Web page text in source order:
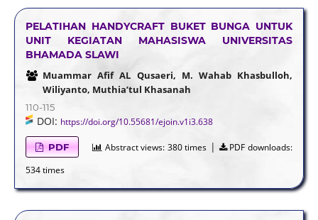
PELATIHAN HANDYCRAFT BUKET BUNGA UNTUK
UNIT KEGIATAN MAHASISWA UNIVERSITAS
BHAMADA SLAWI
Muammar Afif AL Qusaeri, M. Wahab Khasbulloh,
Wiliyanto, Muthia’tul Khasanah
110-115
DOI: https://doi.org/10.55681/ejoin.v1i3.638
PDF Abstract views: 380 times |
PDF downloads:
534 times